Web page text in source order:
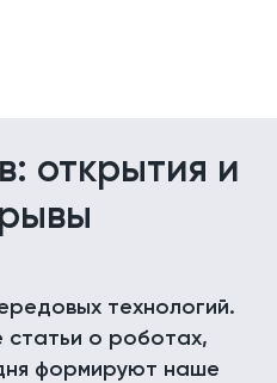
открытия и
технологий.
статьи о роботах,
формируют наше